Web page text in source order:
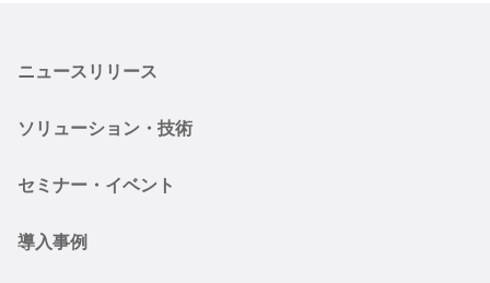
ニュースリリース
ソリューション・技術
セミナー・イベント
導入事例